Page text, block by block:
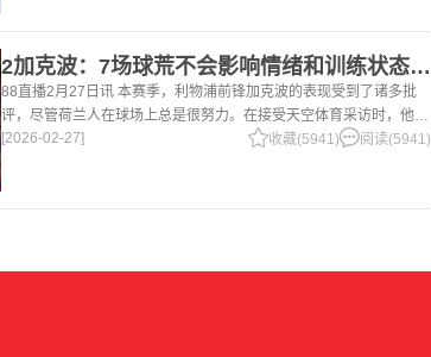
2加克波：7场球荒不会影响情绪和训练状态 利物浦如今已不容有失
88直播2月27日讯 本赛季，利物浦前锋加克波的表现受到了诸多批
评，尽管荷兰人在球场上总是很努力。在接受天空体育采访时，他谈
论了诸多话题。 关于球队对赛季目前情况的看法 这是一个很好的问
[2026-02-27] 收藏(5941) 阅读(5941)